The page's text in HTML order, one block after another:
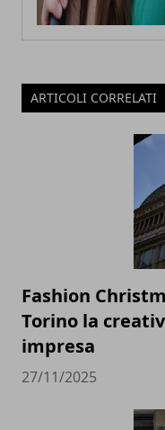
ARTICOLI CORRELATI
Fashion
Torino la
impresa
27/11/2025